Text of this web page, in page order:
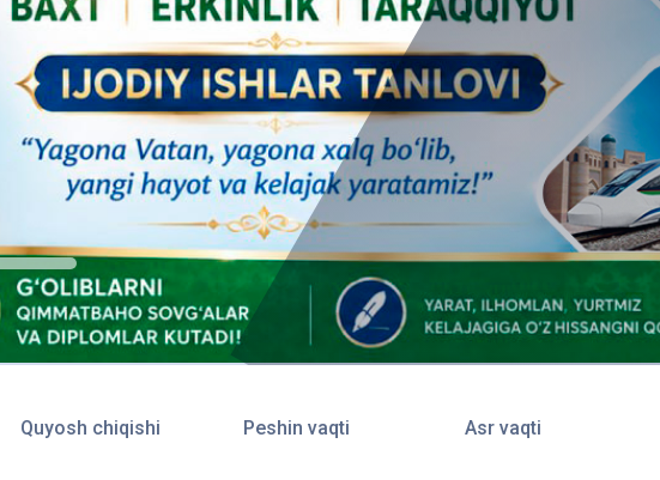
Quyosh chiqishi Peshin vaqti Asr vaqti